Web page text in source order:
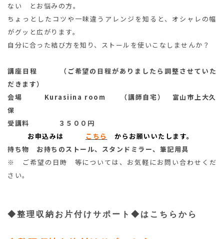
ない とお悩みの方。
ちょっとしたコツや一味違うアレンジを知ると、オシャレの幅
がグッと広がります。
自分に合った結び方を知り、ストールを使いこなしませんか？
講座日程 （ご希望の日程がありましたら調整させていた
だきます）
会場 Kurasiina room （講師自宅） 富山市上大久
保
受講料 ３５００円
お申込みは
こちら
からお願いいたします。
持ち物 お持ちのストール、スタンドミラー、筆記用具
※ ご希望の日時 等については、お気軽にお問い合わせくだ
さい。
◆整理収納お片付けサポート◆はこちらから